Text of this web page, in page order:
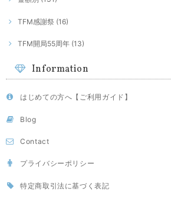
TFM感謝祭 (16)
TFM開局55周年 (13)
Information
はじめての方へ【ご利用ガイド】
Blog
Contact
プライバシーポリシー
特定商取引法に基づく表記